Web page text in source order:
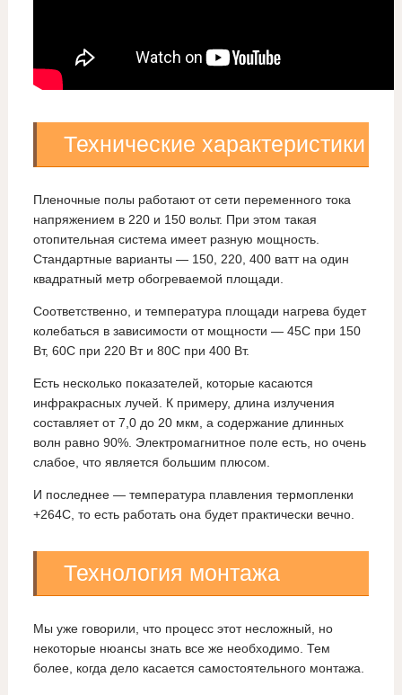
Технические характеристики
Пленочные полы работают от сети переменного тока
напряжением в 220 и 150 вольт. При этом такая
отопительная система имеет разную мощность.
Стандартные варианты — 150, 220, 400 ватт на один
квадратный метр обогреваемой площади.
Соответственно, и температура площади нагрева будет
колебаться в зависимости от мощности — 45С при 150
Вт, 60С при 220 Вт и 80С при 400 Вт.
Есть несколько показателей, которые касаются
инфракрасных лучей. К примеру, длина излучения
составляет от 7,0 до 20 мкм, а содержание длинных
волн равно 90%. Электромагнитное поле есть, но очень
слабое, что является большим плюсом.
И последнее — температура плавления термопленки
+264С, то есть работать она будет практически вечно.
Технология монтажа
Мы уже говорили, что процесс этот несложный, но
некоторые нюансы знать все же необходимо. Тем
более, когда дело касается самостоятельного монтажа.